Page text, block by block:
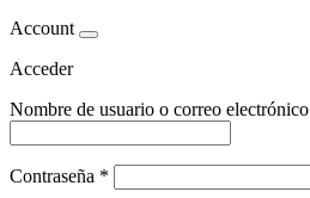
Account
Acceder
Nombre de usuario o correo electrónico
Contraseña *